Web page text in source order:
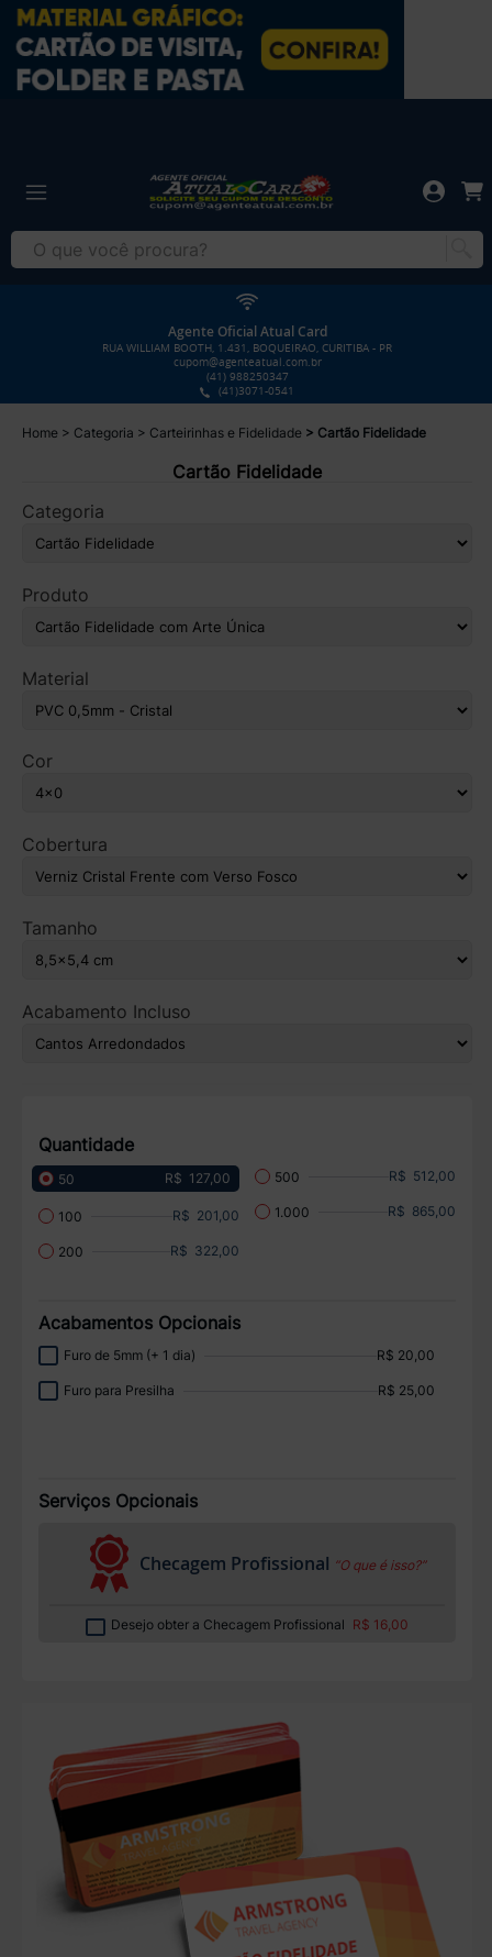
Agente Oficial Atual Card
RUA WILLIAM BOOTH, 1.431, BOQUEIRAO, CURITIBA - PR
cupom@agenteatual.com.br
(41) 988250347
(41)3071-0541
Home Categoria Carteirinhas e Fidelidade Cartão Fidelidade
Cartão Fidelidade
Categoria
Produto
Material
Cor
Cobertura
Tamanho
Acabamento Incluso
Quantidade
50 R$ 127,00
100 R$ 201,00
200 R$ 322,00
500 R$ 512,00
1.000 R$ 865,00
Acabamentos Opcionais
Furo de 5mm (+ 1 dia) R$ 20,00
Furo para Presilha R$ 25,00
Serviços Opcionais
Checagem Profissional “O que é isso?”
Desejo obter a Checagem Profissional R$ 16,00